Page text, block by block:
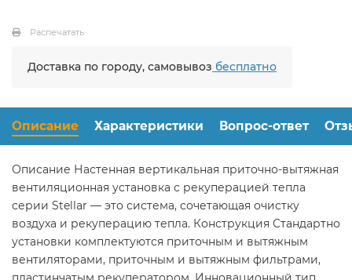
Распечатать
Доставка по городу, самовывоз бесплатно
Описание Характеристики Вопрос-ответ
Описание Настенная вертикальная приточно-вытяжная
вентиляционная установка с рекуперацией тепла
серии Stellar — это система, сочетающая очистку
воздуха и рекуперацию тепла. Конструкция Стандартно
установки комплектуются приточным и вытяжным
вентиляторами, приточным и вытяжным фильтрами,